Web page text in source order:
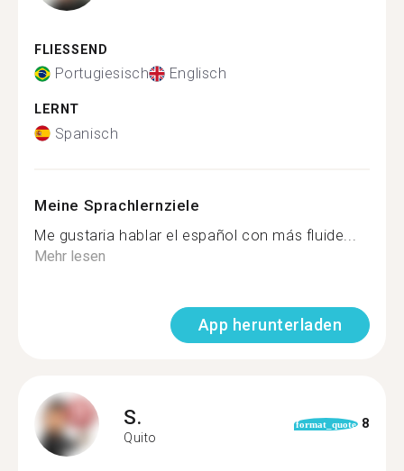
FLIESSEND
Portugiesisch Englisch
LERNT
Spanisch
Meine Sprachlernziele
Me gustaria hablar el español con más fluide...
Mehr lesen
App herunterladen
S.
Quito
format_quote 8